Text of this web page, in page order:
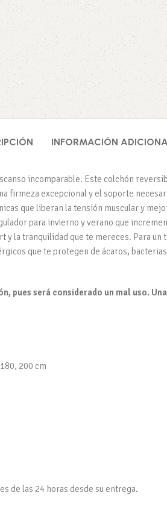
INFORMACIÓN
incomparable. Este colchón
firmeza excepcional y el soporte
que liberan la tensión muscular y
para invierno y verano que
la tranquilidad que te mereces. Para
que te protegen de ácaros,
pues será considerado un mal uso.
200 cm
de las 24 horas desde su entrega.